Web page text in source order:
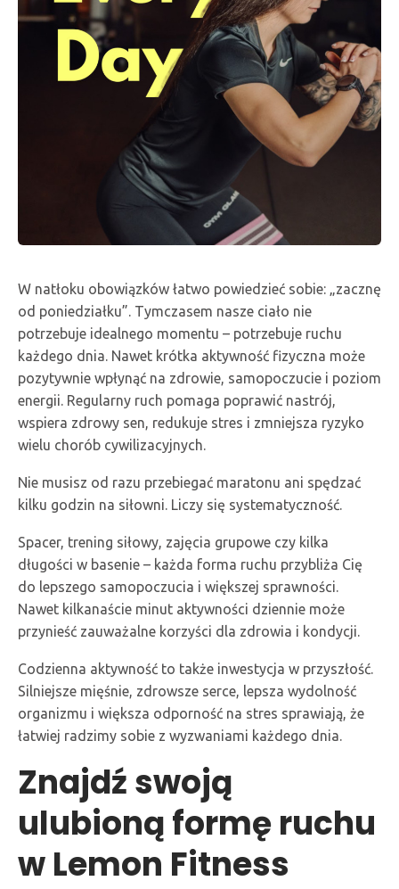
W natłoku obowiązków łatwo powiedzieć sobie: „zacznę
od poniedziałku”. Tymczasem nasze ciało nie
potrzebuje idealnego momentu – potrzebuje ruchu
każdego dnia. Nawet krótka aktywność fizyczna może
pozytywnie wpłynąć na zdrowie, samopoczucie i poziom
energii. Regularny ruch pomaga poprawić nastrój,
wspiera zdrowy sen, redukuje stres i zmniejsza ryzyko
wielu chorób cywilizacyjnych.
Nie musisz od razu przebiegać maratonu ani spędzać
kilku godzin na siłowni. Liczy się systematyczność.
Spacer, trening siłowy, zajęcia grupowe czy kilka
długości w basenie – każda forma ruchu przybliża Cię
do lepszego samopoczucia i większej sprawności.
Nawet kilkanaście minut aktywności dziennie może
przynieść zauważalne korzyści dla zdrowia i kondycji.
Codzienna aktywność to także inwestycja w przyszłość.
Silniejsze mięśnie, zdrowsze serce, lepsza wydolność
organizmu i większa odporność na stres sprawiają, że
łatwiej radzimy sobie z wyzwaniami każdego dnia.
Znajdź swoją
ulubioną formę ruchu
w Lemon Fitness